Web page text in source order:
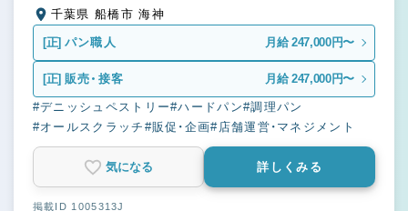
千葉県 船橋市 海神
[正] パン職人 月給 247,000円〜
[正] 販売・接客 月給 247,000円〜
#デニッシュペストリー#ハードパン#調理パン
#オールスクラッチ #販促・企画#店舗運営・マネジメント
気になる 詳しくみる
掲載ID 1005313J